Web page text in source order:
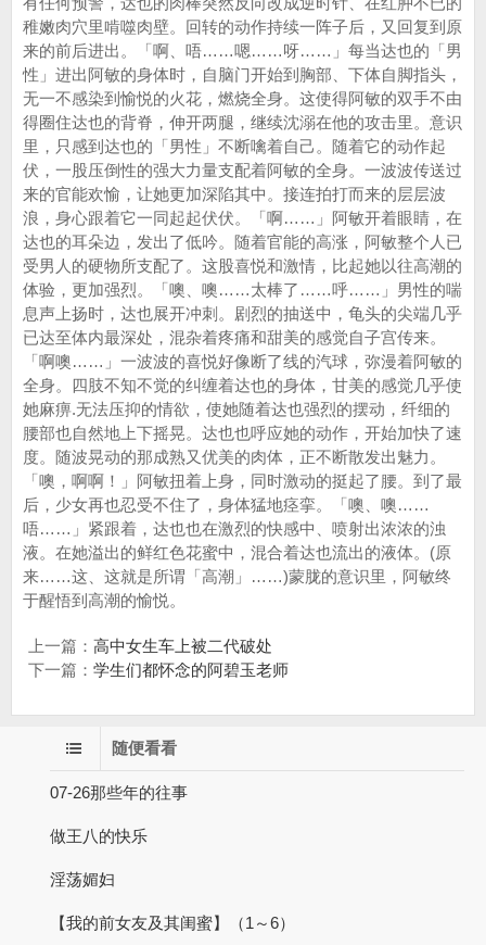
上一篇： 高中女生车上被二代破处
下一篇： 学生们都怀念的阿碧玉老师
随便看看
07-26那些年的往事
做王八的快乐
淫荡媚妇
【我的前女友及其闺蜜】（1～6）